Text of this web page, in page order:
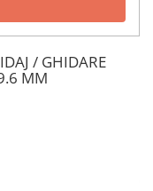
/ GHIDARE
MM